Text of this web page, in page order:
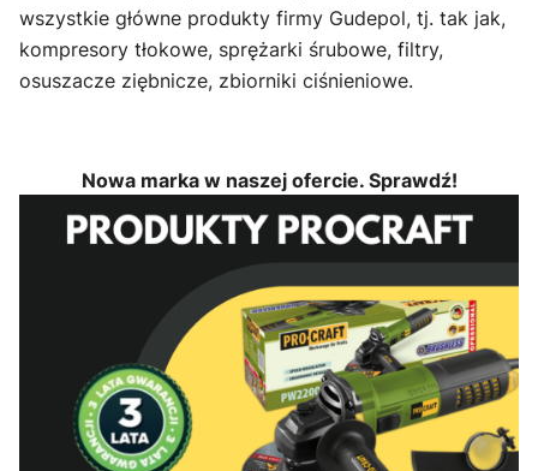
wszystkie główne produkty firmy Gudepol, tj. tak jak,
kompresory tłokowe, sprężarki śrubowe, filtry,
osuszacze ziębnicze, zbiorniki ciśnieniowe.
Nowa marka w naszej ofercie. Sprawdź!